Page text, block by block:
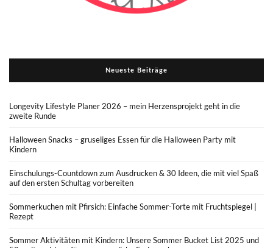
Neueste Beiträge
Longevity Lifestyle Planer 2026 – mein Herzensprojekt geht in die
zweite Runde
Halloween Snacks – gruseliges Essen für die Halloween Party mit
Kindern
Einschulungs-Countdown zum Ausdrucken & 30 Ideen, die mit viel Spaß
auf den ersten Schultag vorbereiten
Sommerkuchen mit Pfirsich: Einfache Sommer-Torte mit Fruchtspiegel |
Rezept
Sommer Aktivitäten mit Kindern: Unsere Sommer Bucket List 2025 und